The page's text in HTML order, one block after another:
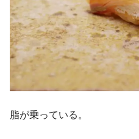
脂が乗っている。